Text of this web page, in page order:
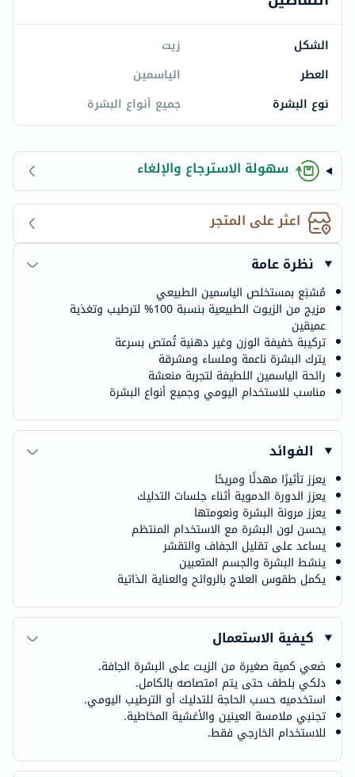
الشكل
زيت
العطر
الياسمين
نوع البشرة
جميع أنواع البشرة
سهولة الاسترجاع والإلغاء
اعثر على المتجر
نظرة عامة
مُشبَع بمستخلص الياسمين الطبيعي
مزيج من الزيوت الطبيعية بنسبة 100% لترطيب وتغذية
عميقين
تركيبة خفيفة الوزن وغير دهنية تُمتص بسرعة
يترك البشرة ناعمة وملساء ومشرقة
رائحة الياسمين اللطيفة لتجربة منعشة
مناسب للاستخدام اليومي وجميع أنواع البشرة
الفوائد
يعزز تأثيرًا مهدئًا ومريحًا
يعزز الدورة الدموية أثناء جلسات التدليك
يعزز مرونة البشرة ونعومتها
يحسن لون البشرة مع الاستخدام المنتظم
يساعد على تقليل الجفاف والتقشر
ينشط البشرة والجسم المتعبين
يكمل طقوس العلاج بالروائح والعناية الذاتية
كيفية الاستعمال
ضعي كمية صغيرة من الزيت على البشرة الجافة.
دلكي بلطف حتى يتم امتصاصه بالكامل.
استخدميه حسب الحاجة للتدليك أو الترطيب اليومي.
تجنبي ملامسة العينين والأغشية المخاطية.
للاستخدام الخارجي فقط.